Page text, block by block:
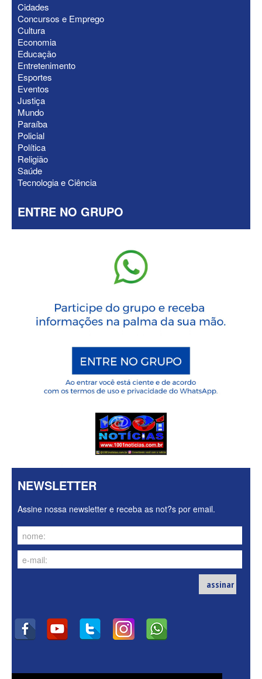
Federação Brasil da Esperança decide
nesta terça apoio ao Governo; PT E
PCdoB apostam em Lucas
Cidades
Concursos e Emprego
Cultura
Economia
Educação
Entretenimento
Esportes
Eventos
Justiça
Mundo
Paraíba
Policial
Política
Religião
Saúde
Tecnologia e Ciência
ENTRE NO GRUPO
NEWSLETTER
Assine nossa newsletter e receba as not?s por email.